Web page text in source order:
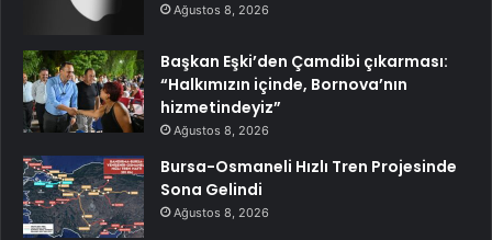
Ağustos 8, 2026
Başkan Eşki’den Çamdibi çıkarması:
“Halkımızın içinde, Bornova’nın
hizmetindeyiz”
Ağustos 8, 2026
Bursa-Osmaneli Hızlı Tren Projesinde
Sona Gelindi
Ağustos 8, 2026